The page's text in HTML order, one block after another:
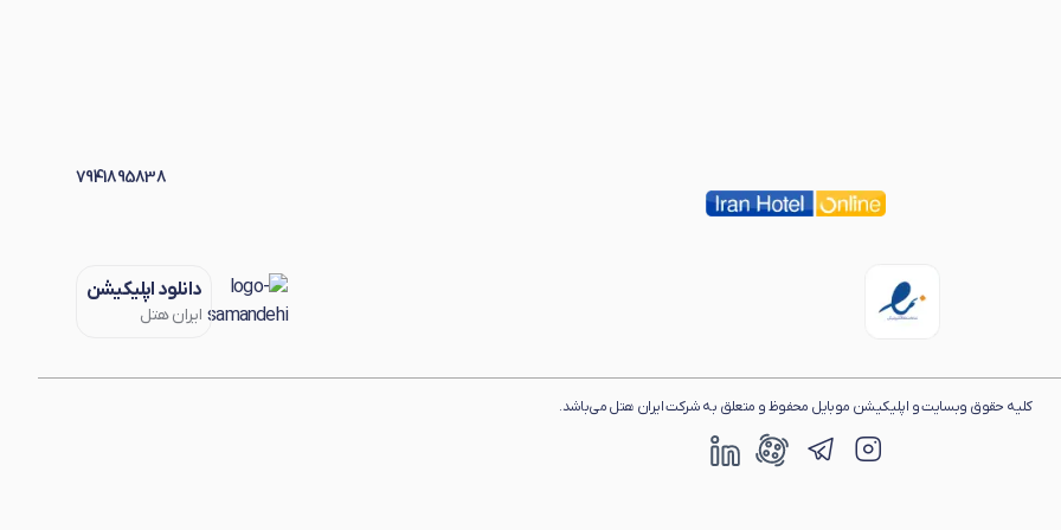
7941895838
دانلود اپلیکیشن
ایران هتل
کلیه حقوق وبسایت و اپلیکیشن موبایل محفوظ و متعلق به شرکت ایران هتل می‌باشد.